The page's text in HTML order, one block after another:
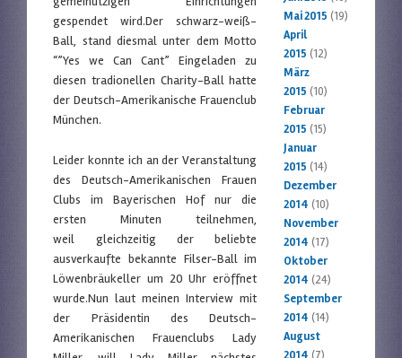
gespendet wird.Der schwarz-weiß-
Ball, stand diesmal unter dem Motto
“”Yes we Can Cant” Eingeladen zu
diesen tradionellen Charity-Ball hatte
der Deutsch-Amerikanische Frauenclub
München.
Leider konnte ich an der Veranstaltung
des Deutsch-Amerikanischen Frauen
Clubs im Bayerischen Hof nur die
ersten Minuten teilnehmen,
weil gleichzeitig der beliebte
ausverkaufte bekannte Filser-Ball im
Löwenbräukeller um 20 Uhr eröffnet
wurde.Nun laut meinen Interview mit
der Präsidentin des Deutsch-
Amerikanischen Frauenclubs Lady
Mai 2015 (19)
April
2015 (12)
März
2015 (10)
Februar
2015 (15)
Januar
2015 (14)
Dezember
2014 (10)
November
2014 (17)
Oktober
2014 (24)
September
2014 (14)
August